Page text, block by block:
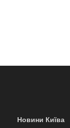
Новини Київа